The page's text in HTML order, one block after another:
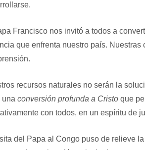
Francisco nos invitó a todos a
que enfrenta nuestro país.
recursos naturales no serán la
una conversión profunda a Cristo que
con todos, en un espíritu de
del Papa al Congo puso de relieve